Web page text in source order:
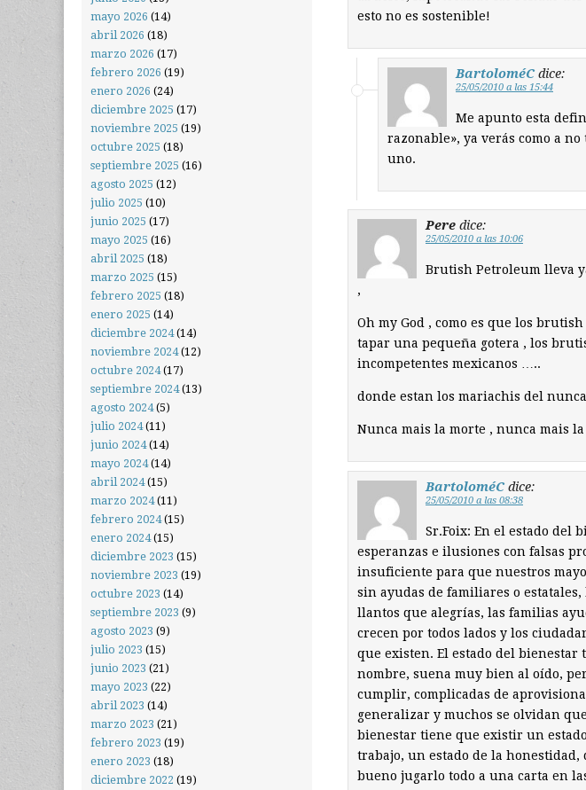
esto no es sostenible!
BartoloméC dice:
25/05/2010 a las 15:44
Me apunto esta
razonable», ya verás como a
uno.
Pere dice:
25/05/2010 a las 10:06
Brutish Petroleum lleva
,
Oh my God , como es que los
tapar una pequeña gotera , los
incompetentes mexicanos …..
donde estan los mariachis del nunca
Nunca mais la morte , nunca mais
BartoloméC dice:
25/05/2010 a las 08:38
Sr.Foix: En el estado del
esperanzas e ilusiones con falsas
insuficiente para que nuestros
sin ayudas de familiares o
llantos que alegrías, las familias
crecen por todos lados y los
que existen. El estado del
nombre, suena muy bien al oído,
cumplir, complicadas de
generalizar y muchos se olvidan
bienestar tiene que existir un
trabajo, un estado de la
bueno jugarlo todo a una carta en
mayo 2026 (14)
abril 2026 (18)
marzo 2026 (17)
febrero 2026 (19)
enero 2026 (24)
diciembre 2025 (17)
noviembre 2025 (19)
octubre 2025 (18)
septiembre 2025 (16)
agosto 2025 (12)
julio 2025 (10)
junio 2025 (17)
mayo 2025 (16)
abril 2025 (18)
marzo 2025 (15)
febrero 2025 (18)
enero 2025 (14)
diciembre 2024(14)
noviembre 2024(12)
octubre 2024(17)
septiembre 2024(13)
agosto 2024(5)
julio 2024(11)
junio 2024(14)
mayo 2024(14)
abril 2024(15)
marzo 2024(11)
febrero 2024(15)
enero 2024(15)
diciembre 2023 (15)
noviembre 2023 (19)
octubre 2023 (14)
septiembre 2023 (9)
agosto 2023 (9)
julio 2023 (15)
junio 2023 (21)
mayo 2023 (22)
abril 2023 (14)
marzo 2023 (21)
febrero 2023 (19)
enero 2023 (18)
diciembre 2022 (19)